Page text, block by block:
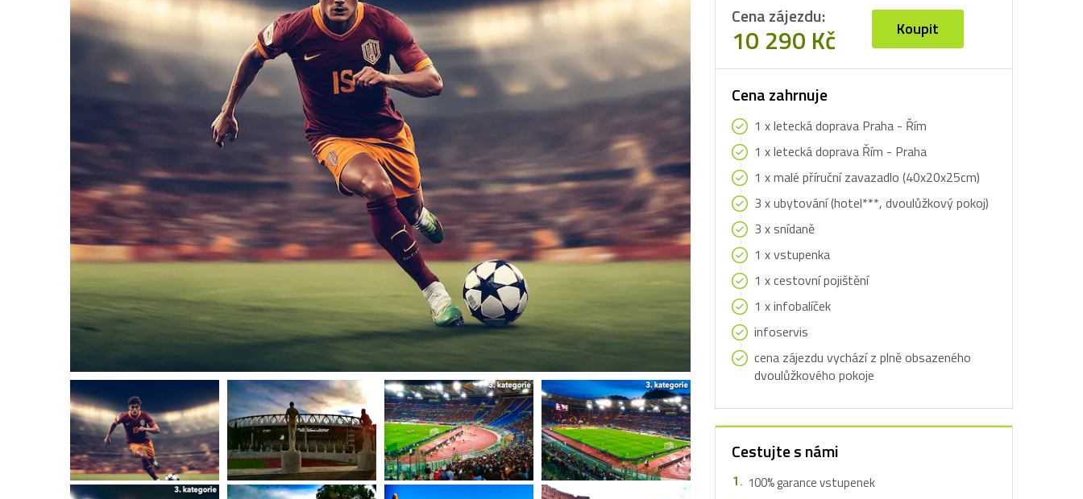
Cena zájezdu:
10 290 Kč Koupit
Cena zahrnuje
1 x letecká doprava Praha - Řím
1 x letecká doprava Řím - Praha
1 x malé příruční zavazadlo (40x20x25cm)
3 x ubytování (hotel***, dvoulůžkový pokoj)
3 x snídaně
1 x vstupenka
1 x cestovní pojištění
1 x infobalíček
infoservis
cena zájezdu vychází z plně obsazeného
dvoulůžkového pokoje
Cestujte s námi
100% garance vstupenek